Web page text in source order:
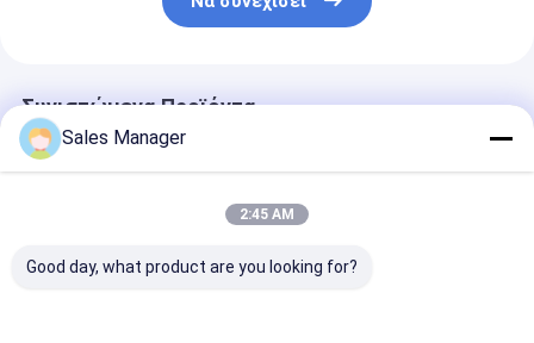
Συνιστώμενα Προϊόντα
Sales Manager
2:45 AM
Good day, what product are you looking for?